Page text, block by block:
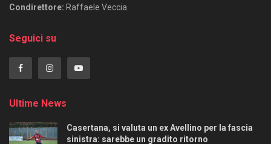
Condirettore: Raffaele Veccia
Seguici su
Ultime News
Casertana, si valuta un ex Avellino per la fascia
sinistra: sarebbe un gradito ritorno